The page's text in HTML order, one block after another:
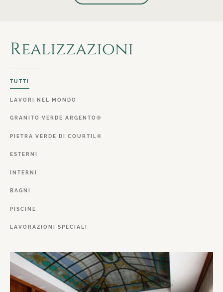
Realizzazioni
TUTTI
LAVORI NEL MONDO
GRANITO VERDE ARGENTO®
PIETRA VERDE DI COURTIL®
ESTERNI
INTERNI
BAGNI
PISCINE
LAVORAZIONI SPECIALI